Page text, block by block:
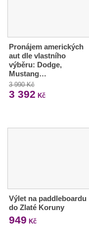
Pronájem amerických
aut dle vlastního
výběru: Dodge,
Mustang…
3 990 Kč
3 392 Kč
Výlet na paddleboardu
do Zlaté Koruny
949 Kč